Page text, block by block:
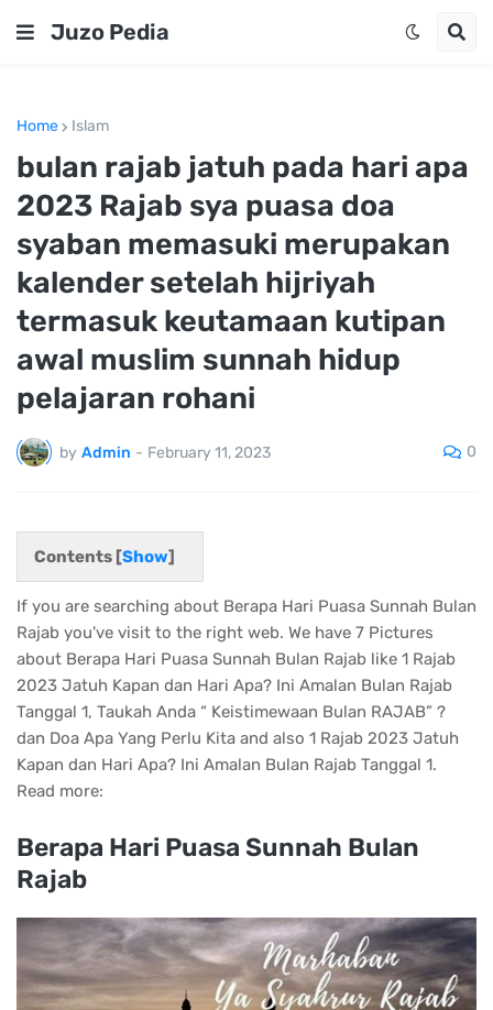
Juzo Pedia
Home Islam
bulan rajab jatuh pada hari apa
2023 Rajab sya puasa doa
syaban memasuki merupakan
kalender setelah hijriyah
termasuk keutamaan kutipan
awal muslim sunnah hidup
pelajaran rohani
by Admin - February 11, 2023 0
Contents [Show]
If you are searching about Berapa Hari Puasa Sunnah Bulan
Rajab you've visit to the right web. We have 7 Pictures
about Berapa Hari Puasa Sunnah Bulan Rajab like 1 Rajab
2023 Jatuh Kapan dan Hari Apa? Ini Amalan Bulan Rajab
Tanggal 1, Taukah Anda “ Keistimewaan Bulan RAJAB” ?
dan Doa Apa Yang Perlu Kita and also 1 Rajab 2023 Jatuh
Kapan dan Hari Apa? Ini Amalan Bulan Rajab Tanggal 1.
Read more:
Berapa Hari Puasa Sunnah Bulan
Rajab